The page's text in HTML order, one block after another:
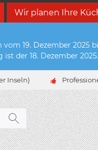
Wir planen Ihre
19. Dezember 2025
ist der 18. Dezember
Inseln)